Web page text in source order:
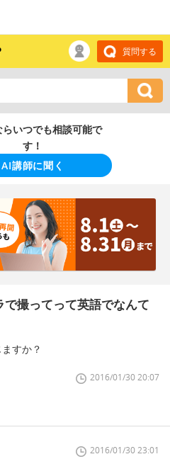
質問する
いつでも相談可能で
す！
AI講師に聞く
撮ってって英語でなんて
すか？
2016/01/30 20:07
2016/01/30 23:01